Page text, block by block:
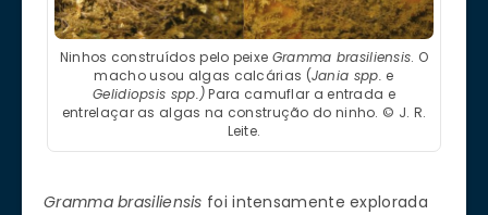
Ninhos construídos pelo peixe Gramma brasiliensis. O
macho usou algas calcárias (Jania spp. e
Gelidiopsis spp.)Para camuflar a entrada e
entrelaçar as algas na construção do ninho. © J. R.
Leite.
Gramma brasiliensis foi intensamente explorada